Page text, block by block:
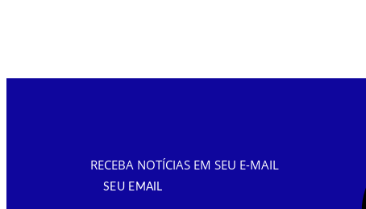
RECEBA NOTÍCIAS EM SEU E-MAIL